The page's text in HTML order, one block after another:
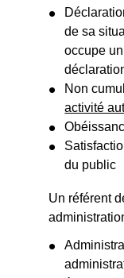
de sa
occupe
Non
activité
du public
Un référent